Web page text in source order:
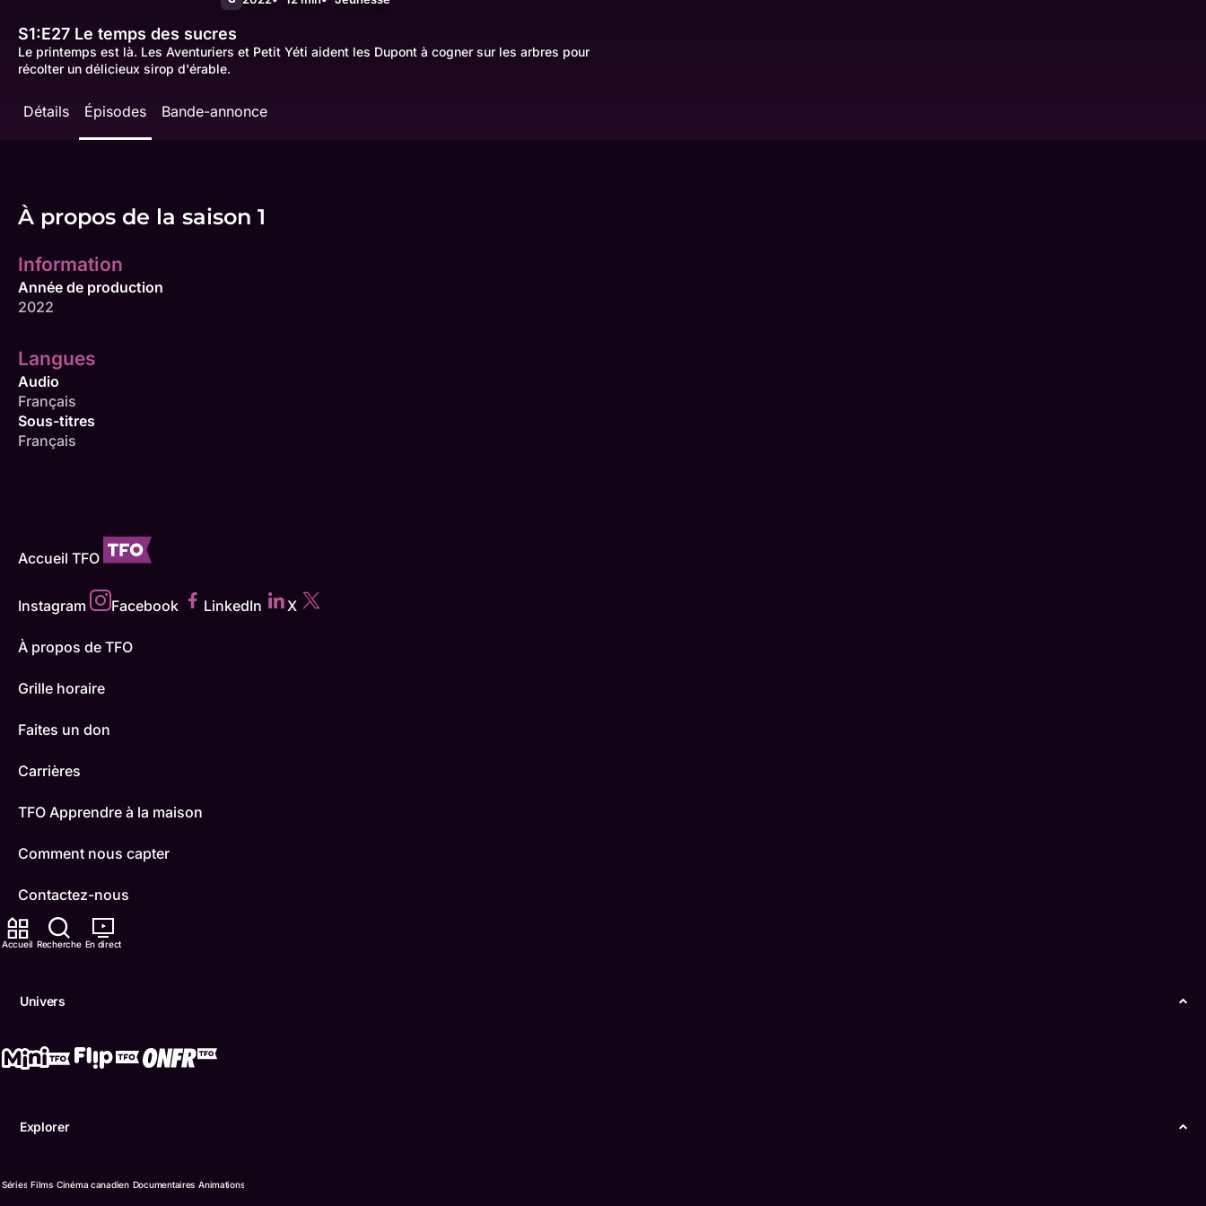
Accueil Recherche En direct
Univers
Explorer
Séries Films Cinéma canadien Documentaires Animations
S1:E27 Le temps des sucres
Le printemps est là. Les Aventuriers et Petit Yéti aident les Dupont à cogner sur les arbres pour
récolter un délicieux sirop d'érable.
Détails Épisodes Bande-annonce
À propos de la saison 1
Information
Année de production
2022
Langues
Audio
Français
Sous-titres
Français
Accueil TFO
Instagram Facebook LinkedIn X
À propos de TFO
Grille horaire
Faites un don
Carrières
TFO Apprendre à la maison
Comment nous capter
Contactez-nous
ONFR
Conditions d'utilisation
© Office des télécommunications éducatives de langue française de l’Ontario (TFO) - 2026